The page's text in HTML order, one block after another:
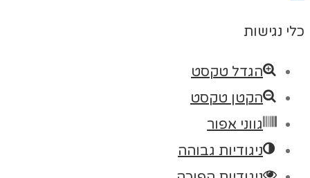
כלי נגישות
הגדל טקסט
הקטן טקסט
גווני אפור
ניגודיות גבוהה